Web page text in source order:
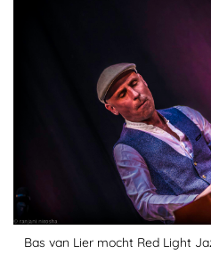
Bas van Lier mocht Red Light